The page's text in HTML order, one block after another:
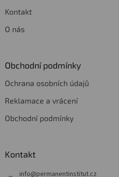
Kontakt
O nás
Obchodní podmínky
Ochrana osobních údajů
Reklamace a vrácení
Obchodní podmínky
Kontakt
info@permanentinstitut.cz